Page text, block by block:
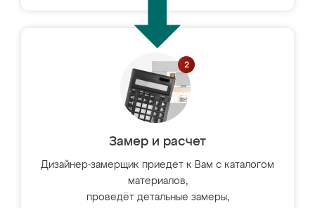
Замер и расчет
Дизайнер-замерщик приедет к Вам с каталогом
материалов,
проведёт детальные замеры,